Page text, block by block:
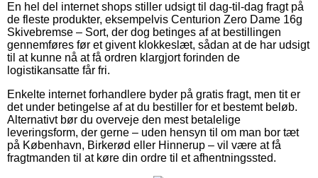
En hel del internet shops stiller udsigt til dag-til-dag fragt på
de fleste produkter, eksempelvis Centurion Zero Dame 16g
Skivebremse – Sort, der dog betinges af at bestillingen
gennemføres før et givent klokkeslæt, sådan at de har udsigt
til at kunne nå at få ordren klargjort forinden de
logistikansatte får fri.
Enkelte internet forhandlere byder på gratis fragt, men tit er
det under betingelse af at du bestiller for et bestemt beløb.
Alternativt bør du overveje den mest betalelige
leveringsform, der gerne – uden hensyn til om man bor tæt
på København, Birkerød eller Hinnerup – vil være at få
fragtmanden til at køre din ordre til et afhentningssted.